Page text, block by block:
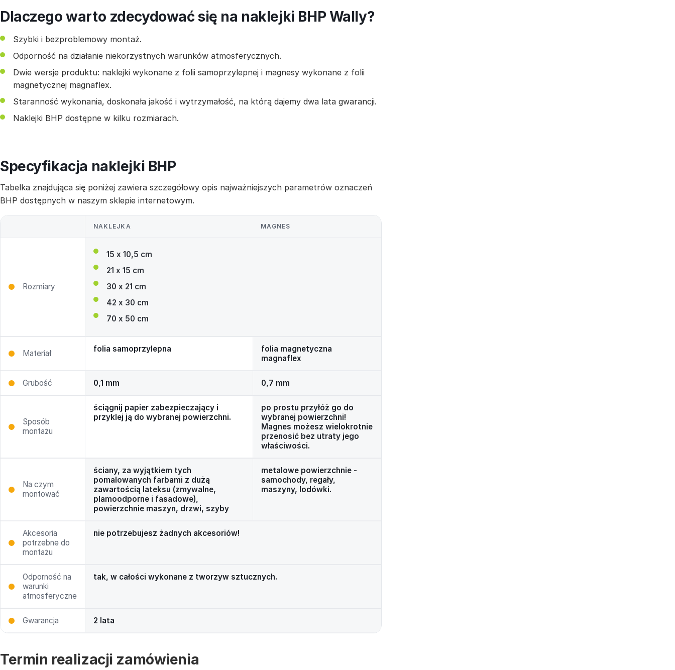
Dlaczego warto zdecydować się na naklejki BHP Wally?
Szybki i bezproblemowy montaż.
Odporność na działanie niekorzystnych warunków atmosferycznych.
Dwie wersje produktu: naklejki wykonane z folii samoprzylepnej i magnesy wykonane z folii
magnetycznej magnaflex.
Staranność wykonania, doskonała jakość i wytrzymałość, na którą dajemy dwa lata gwarancji.
Naklejki BHP dostępne w kilku rozmiarach.
Specyfikacja naklejki BHP
Tabelka znajdująca się poniżej zawiera szczegółowy opis najważniejszych parametrów oznaczeń
BHP dostępnych w naszym sklepie internetowym.
NAKLEJKA MAGNES
Rozmiary
15 x 10,5 cm
21 x 15 cm
30 x 21 cm
42 x 30 cm
70 x 50 cm
Materiał folia samoprzylepna
folia magnetyczna
magnaflex
Grubość 0,1 mm 0,7 mm
Sposób
montażu
ściągnij papier zabezpieczający i
przyklej ją do wybranej powierzchni.
po prostu przyłóż go do
wybranej powierzchni!
Magnes możesz wielokrotnie
przenosić bez utraty jego
właściwości.
Na czym
montować
ściany, za wyjątkiem tych
pomalowanych farbami z dużą
zawartością lateksu (zmywalne,
plamoodporne i fasadowe),
powierzchnie maszyn, drzwi, szyby
metalowe powierzchnie -
samochody, regały,
maszyny, lodówki.
Akcesoria
potrzebne do
montażu
nie potrzebujesz żadnych akcesoriów!
Odporność na
warunki
atmosferyczne
tak, w całości wykonane z tworzyw sztucznych.
Gwarancja 2 lata
Termin realizacji zamówienia